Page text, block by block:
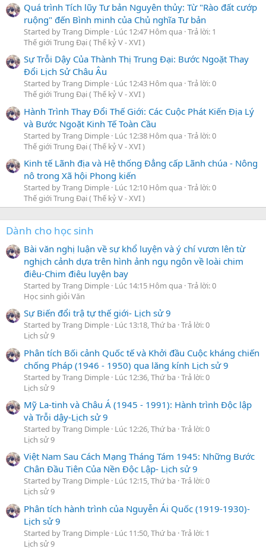
Quá trình Tích lũy Tư bản Nguyên thủy: Từ "Rào đất cướp
ruộng" đến Bình minh của Chủ nghĩa Tư bản
Started by Trang Dimple Lúc 12:47 Hôm qua Trả lời: 1
Thế giới Trung Đại ( Thế kỷ V - XVI )
Sự Trỗi Dậy Của Thành Thị Trung Đại: Bước Ngoặt Thay
Đổi Lịch Sử Châu Âu
Started by Trang Dimple Lúc 12:43 Hôm qua Trả lời: 0
Thế giới Trung Đại ( Thế kỷ V - XVI )
Hành Trình Thay Đổi Thế Giới: Các Cuộc Phát Kiến Địa Lý
và Bước Ngoặt Kinh Tế Toàn Cầu
Started by Trang Dimple Lúc 12:38 Hôm qua Trả lời: 0
Thế giới Trung Đại ( Thế kỷ V - XVI )
Kinh tế Lãnh địa và Hệ thống Đẳng cấp Lãnh chúa - Nông
nô trong Xã hội Phong kiến
Started by Trang Dimple Lúc 12:10 Hôm qua Trả lời: 0
Thế giới Trung Đại ( Thế kỷ V - XVI )
Dành cho học sinh
Bài văn nghị luận về sự khổ luyện và ý chí vươn lên từ
nghịch cảnh dựa trên hình ảnh ngụ ngôn về loài chim
điêu-Chim điêu luyện bay
Started by Trang Dimple Lúc 14:15 Hôm qua Trả lời: 0
Học sinh giỏi Văn
Sự Biến đổi trậ tự thế giới- Lịch sử 9
Started by Trang Dimple Lúc 13:18, Thứ ba Trả lời: 0
Lịch sử 9
Phân tích Bối cảnh Quốc tế và Khởi đầu Cuộc kháng chiến
chống Pháp (1946 - 1950) qua lăng kính Lịch sử 9
Started by Trang Dimple Lúc 12:36, Thứ ba Trả lời: 0
Lịch sử 9
Mỹ La-tinh và Châu Á (1945 - 1991): Hành trình Độc lập
và Trỗi dậy-Lịch sử 9
Started by Trang Dimple Lúc 12:26, Thứ ba Trả lời: 0
Lịch sử 9
Việt Nam Sau Cách Mạng Tháng Tám 1945: Những Bước
Chân Đầu Tiên Của Nền Độc Lập- Lịch sử 9
Started by Trang Dimple Lúc 12:15, Thứ ba Trả lời: 0
Lịch sử 9
Phân tích hành trình của Nguyễn Ái Quốc (1919-1930)-
Lịch sử 9
Started by Trang Dimple Lúc 11:50, Thứ ba Trả lời: 1
Lịch sử 9